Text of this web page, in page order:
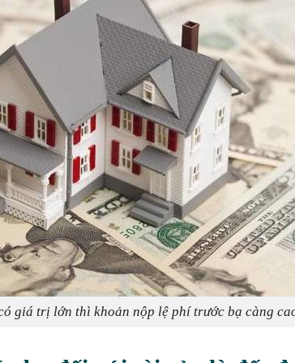
giá trị lớn thì khoản nộp lệ phí trước bạ càng